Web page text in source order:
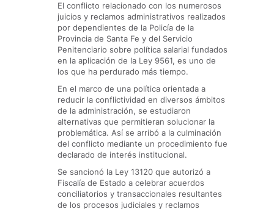
El conflicto relacionado con los numerosos
juicios y reclamos administrativos realizados
por dependientes de la Policía de la
Provincia de Santa Fe y del Servicio
Penitenciario sobre política salarial fundados
en la aplicación de la Ley 9561, es uno de
los que ha perdurado más tiempo.
En el marco de una política orientada a
reducir la conflictividad en diversos ámbitos
de la administración, se estudiaron
alternativas que permitieran solucionar la
problemática. Así se arribó a la culminación
del conflicto mediante un procedimiento fue
declarado de interés institucional.
Se sancionó la Ley 13120 que autorizó a
Fiscalía de Estado a celebrar acuerdos
conciliatorios y transaccionales resultantes
de los procesos judiciales y reclamos